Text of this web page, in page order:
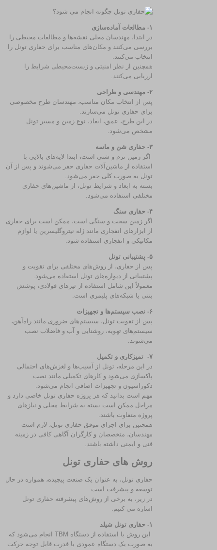
۱- مطالعات آماده‌سازی
در ابتدا، مهندسان محلی نقشه‌ها و مطالعات محیطی را
بررسی می‌کنند و مکان‌های مناسب برای حفاری تونل را
انتخاب می‌کنند.
همچنین از نظر امنیتی و زیست‌محیطی شرایط را
ارزیابی می‌کنند.
۲- مهندسی و طراحی
پس از انتخاب مکان مناسب، مهندسان طرح مخصوصی
برای حفاری تونل می‌سازند.
در این طرح، عمق، ابعاد، نوع زمین و مسیر تونل
مشخص می‌شود.
۳- حفاری شن و ماسه
اگر زمین نرم و شنی است، ابتدا لایه‌های بالایی با
استفاده از ماشین‌آلات حفاری حفر می‌شوند و پس از آن
تونل به صورت کلی حفر می‌شود.
بسته به ابعاد و شرایط تونل، از ماشین‌های حفاری
مختلفی استفاده می‌شود.
۴- حفاری سنگ
اگر زمین سخت و سنگی است، ممکن است برای حفاری
از ابزارهای انفجاری مانند ژله نیتروگلیسرین یا لوازم
مکانیکی و انفجاری استفاده شود.
۵- پشتیبانی تونل
پس از حفاری، از روش‌های مختلفی برای تقویت و
پشتیبانی از دیواره‌های تونل استفاده می‌شود.
معمولاً این شامل استفاده از تیرهای فولادی، پوشش
بتنی یا شبکه‌های پلیمری است.
۶- نصب سیستم‌ها و تجهیزات
پس از تقویت تونل، سیستم‌های ضروری مانند راه‌آهن،
سیستم‌های تهویه، روشنایی و آب و فاضلاب نصب
می‌شوند.
۷- تمیزکاری و تکمیل
در این مرحله، تونل از آسیب‌ها و لغزش‌های احتمالی
پاکسازی می‌شود و کارهای تکمیلی مانند نصب
دکوراسیون و تجهیزات اضافی انجام می‌شود.
مهم است بدانید که هر پروژه حفاری تونل خاصی دارد و
مراحل ممکن است بسته به شرایط محلی و نیازهای
پروژه متفاوت باشند.
همچنین برای اجرای موفق حفاری تونل، لازم است
مهندسان، متخصصان و کارگران آگاهی کافی در زمینه
فنی و ایمنی داشته باشند.
روش های حفاری تونل
حفاری تونل، به عنوان یک صنعت پیچیده، همواره در حال
توسعه و پیشرفت است.
در زیر، به برخی از روش‌های پیشرفته حفاری تونل
اشاره می‌ کنیم.
۱- حفاری تونل شیلد
این روش با استفاده از دستگاه TBM انجام می‌شود که
به صورت یک دستگاه عمودی با قدرت قابل توجه حرکت